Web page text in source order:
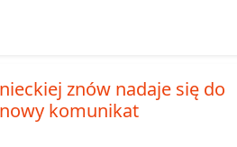
znów nadaje się do
komunikat